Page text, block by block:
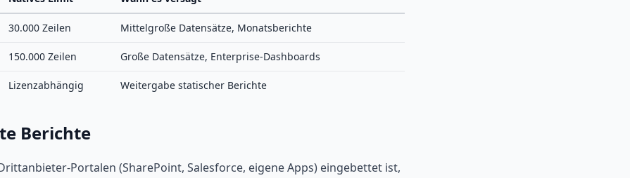
30.000 Zeilen Mittelgroße Datensätze, Monatsberichte
150.000 Zeilen Große Datensätze, Enterprise-Dashboards
Lizenzabhängig Weitergabe statischer Berichte
Berichte
Portalen (SharePoint, Salesforce, eigene Apps) eingebettet ist,